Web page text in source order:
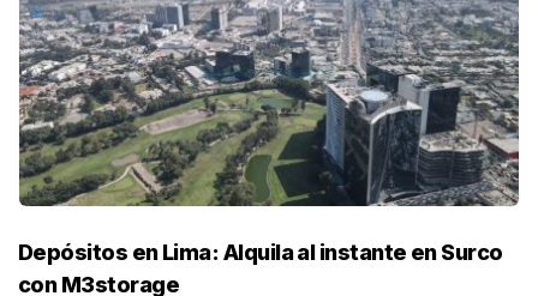
Depósitos en Lima: Alquila al instante en Surco
con M3storage